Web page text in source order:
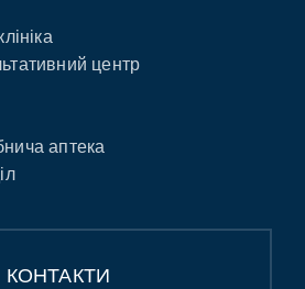
центр
аптека
КОНТАКТИ